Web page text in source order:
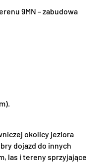
9MN – zabudowa
okolicy jeziora
dojazd do innych
las i tereny sprzyjające